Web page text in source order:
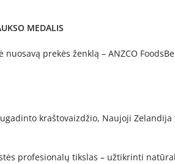
MEDALIS
prekės ženklą – ANZCO
kraštovaizdžio, Naujoji
profesionalų tikslas – užtikrinti